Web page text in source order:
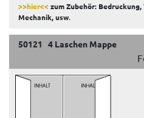
>>hier<<zum Zubehör:
Mechanik, usw.
50121 4 Laschen Mappe